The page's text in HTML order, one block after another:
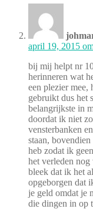
april 19, 2015
bij mij helpt nr
herinneren wat
een plezier mee,
gebruikt dus het
belangrijkste in
doordat ik niet
vensterbanken
staan,
heb zodat ik
het verleden
bleek dat ik het
opgeborgen dat
je geld omdat je
die dingen in op